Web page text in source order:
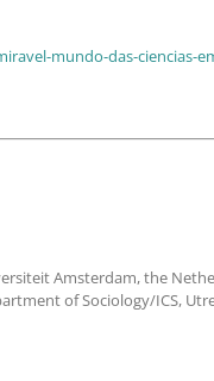
mundo-das-ciencias-
Amsterdam, the
of Sociology/ICS,